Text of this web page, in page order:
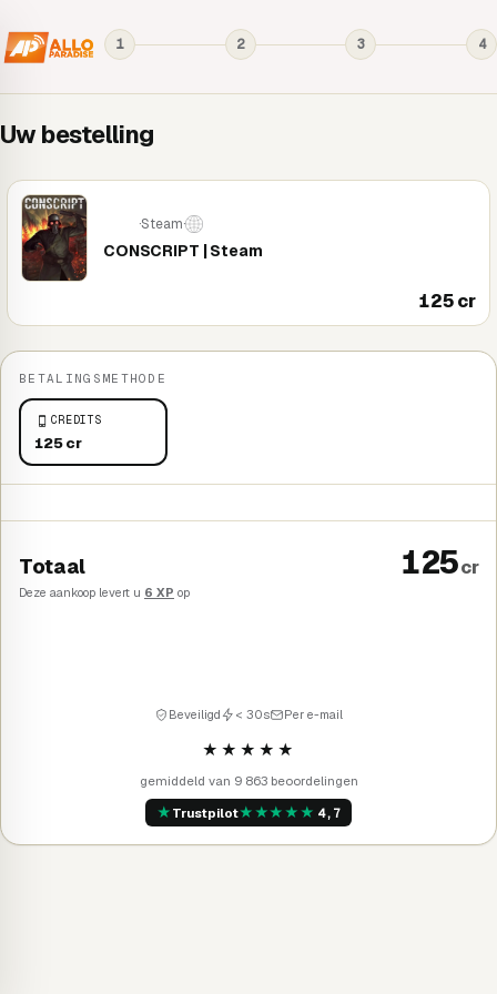
1 2 3 4
Uw bestelling
·Steam·
CONSCRIPT | Steam
125 cr
BETALINGSMETHODE
CREDITS
125 cr
Totaal
Deze aankoop levert u 6 XP op
125cr
Beveiligd < 30s Per e-mail
★★★★★
gemiddeld van 9 863 beoordelingen
★ Trustpilot★★★★★ 4,7